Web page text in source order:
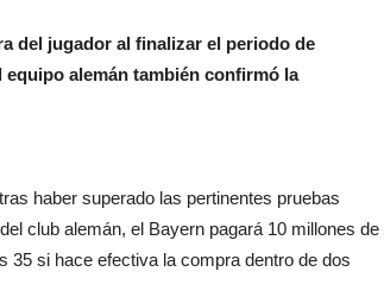
del jugador al finalizar el periodo de
alemán también confirmó la
haber superado las pertinentes pruebas
club alemán, el Bayern pagará 10 millones de
35 si hace efectiva la compra dentro de dos